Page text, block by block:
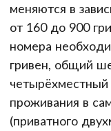
меняются в
от 160 до 900
номера
гривен, общий
четырёхместный
проживания в
(приватного